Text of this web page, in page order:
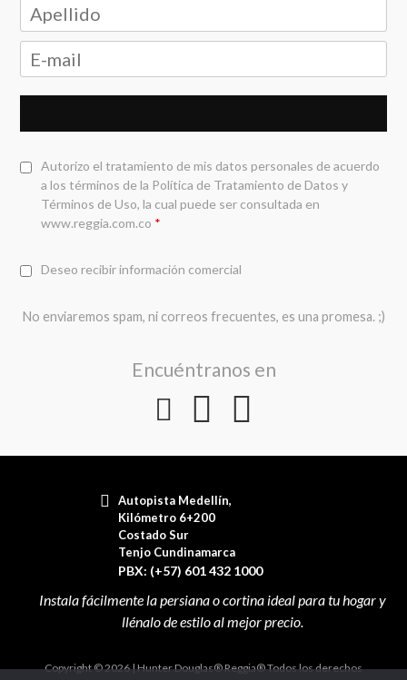
Autorizo el tratamiento de mis datos personales de acuerdo
a los términos de la Política de Tratamiento de Datos y
Términos de Uso, la cual puede ser consultada en
www.reggia.com.co *
Deseo recibir información comercial
No enviaremos spam, ni correos frecuentes, es una promesa. ;)
Encuéntranos en
Autopista Medellín,
Kilómetro 6+200
Costado Sur
Tenjo Cundinamarca
PBX: (+57) 601 432 1000
Copyright © 2026 | Hunter Douglas® Reggia® Todos los derechos